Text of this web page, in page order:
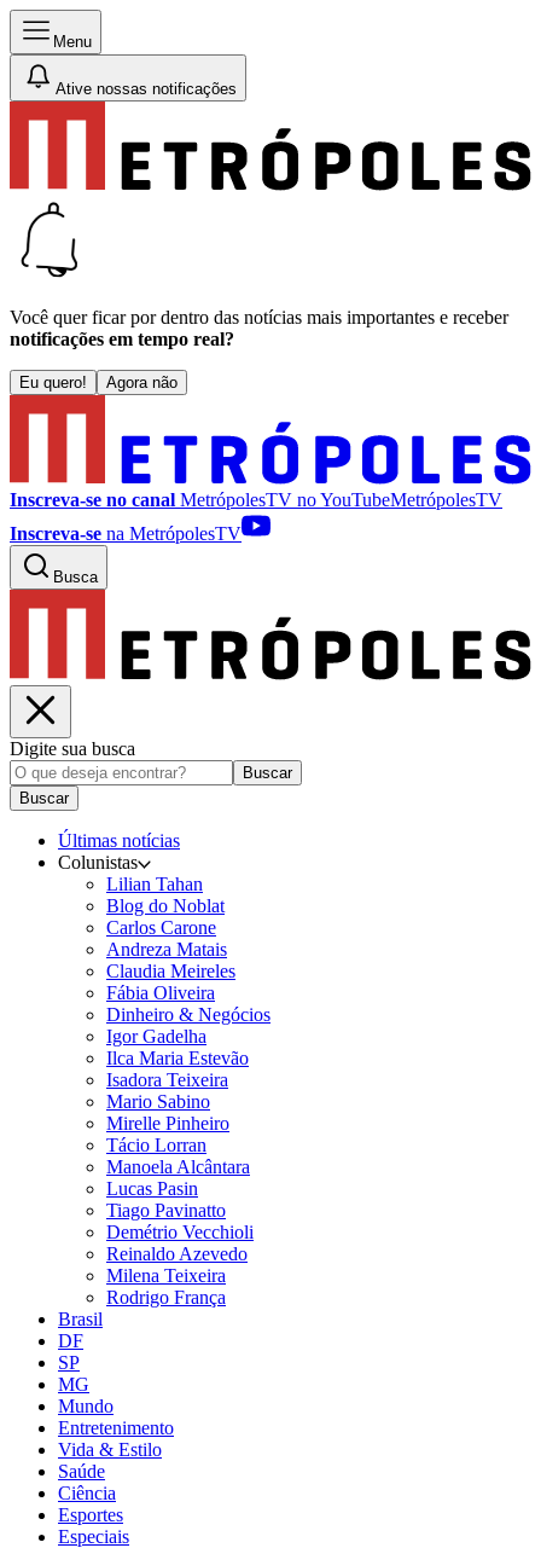
Menu
Ative nossas notificações
Você quer ficar por dentro das notícias mais importantes e receber
notificações em tempo real?
Eu quero! Agora não
Inscreva-se no canal MetrópolesTV noYouTubeMetrópolesTV
Inscreva-se na MetrópolesTV
Busca
Digite sua busca
Buscar
Buscar
Últimas notícias
Colunistas
Lilian Tahan
Blog do Noblat
Carlos Carone
Andreza Matais
Claudia Meireles
Fábia Oliveira
Dinheiro & Negócios
Igor Gadelha
Ilca Maria Estevão
Isadora Teixeira
Mario Sabino
Mirelle Pinheiro
Tácio Lorran
Manoela Alcântara
Lucas Pasin
Tiago Pavinatto
Demétrio Vecchioli
Reinaldo Azevedo
Milena Teixeira
Rodrigo França
Brasil
DF
SP
MG
Mundo
Entretenimento
Vida & Estilo
Saúde
Ciência
Esportes
Especiais